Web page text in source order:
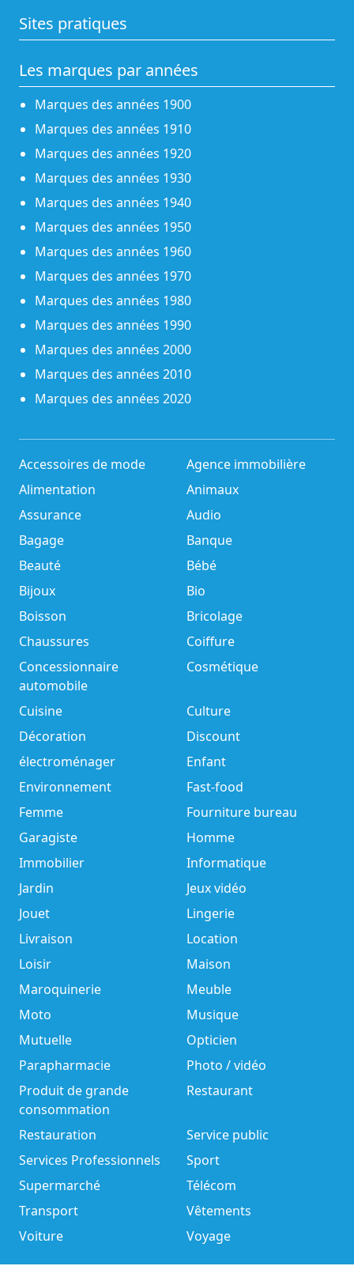
Sites pratiques
Les marques par années
Marques des années 1900
Marques des années 1910
Marques des années 1920
Marques des années 1930
Marques des années 1940
Marques des années 1950
Marques des années 1960
Marques des années 1970
Marques des années 1980
Marques des années 1990
Marques des années 2000
Marques des années 2010
Marques des années 2020
Accessoires de mode
Agence immobilière
Alimentation
Animaux
Assurance
Audio
Bagage
Banque
Beauté
Bébé
Bijoux
Bio
Boisson
Bricolage
Chaussures
Coiffure
Concessionnaire
automobile
Cosmétique
Cuisine
Culture
Décoration
Discount
électroménager
Enfant
Environnement
Fast-food
Femme
Fourniture bureau
Garagiste
Homme
Immobilier
Informatique
Jardin
Jeux vidéo
Jouet
Lingerie
Livraison
Location
Loisir
Maison
Maroquinerie
Meuble
Moto
Musique
Mutuelle
Opticien
Parapharmacie
Photo / vidéo
Produit de grande
consommation
Restaurant
Restauration
Service public
Services Professionnels
Sport
Supermarché
Télécom
Transport
Vêtements
Voiture
Voyage